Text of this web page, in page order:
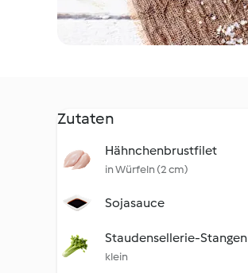
Zutaten
Hähnchenbrustfilet
in Würfeln (2 cm)
Sojasauce
Staudensellerie-Stangen
klein